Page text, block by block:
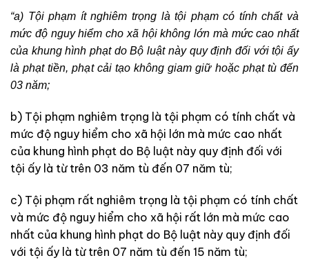
“a) Tội phạm ít nghiêm trọng là tội phạm có tính chất và
mức độ nguy hiểm cho xã hội không lớn mà mức cao nhất
của khung hình phạt do Bộ luật này quy định đối với tội ấy
là phạt tiền, phạt cải tạo không giam giữ hoặc phạt tù đến
03 năm;
b) Tội phạm nghiêm trọng là tội phạm có tính chất và
mức độ nguy hiểm cho xã hội lớn mà mức cao nhất
của khung hình phạt do Bộ luật này quy định đối với
tội ấy là từ trên 03 năm tù đến 07 năm tù;
c) Tội phạm rất nghiêm trọng là tội phạm có tính chất
và mức độ nguy hiểm cho xã hội rất lớn mà mức cao
nhất của khung hình phạt do Bộ luật này quy định đối
với tội ấy là từ trên 07 năm tù đến 15 năm tù;